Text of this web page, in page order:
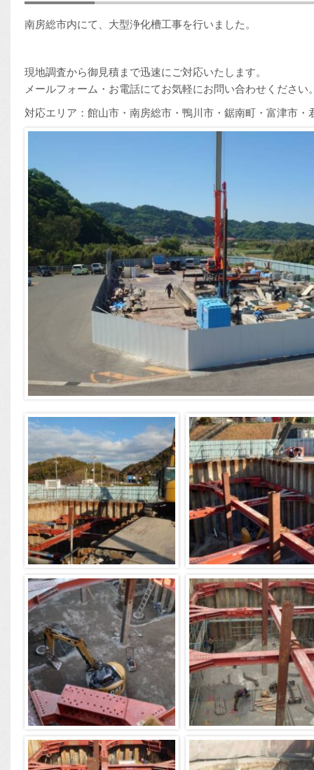
南房総市内にて、大型浄化槽工事を行いました。
現地調査から御見積まで迅速にご対応いたします。
メールフォーム・お電話にてお気軽にお問い合わせください
対応エリア：館山市・南房総市・鴨川市・鋸南町・富津市・